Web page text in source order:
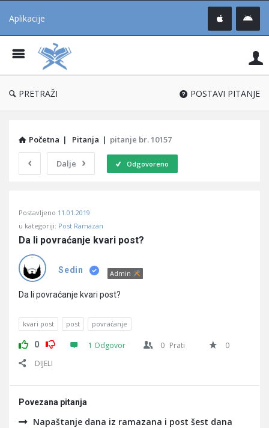
Aplikacije
®
PRETRAŽI POSTAVI PITANJE
Početna | Pitanja | pitanje br. 10157
Dalje Odgovoreno
Učene
Latest
Pitanja
Postavljeno 11.01.2019
u kategoriji: Post Ramazan
Da li povraćanje kvari post?
Sedin Admin
Da li povraćanje kvari post?
kvari post post povraćanje
0 1 Odgovor 0 Prati
0
DIJELI
Povezana pitanja
Napaštanje dana iz ramazana i post šest dana